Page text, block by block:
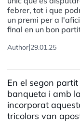
febrer, tot i que
un premi per a
final en un bon
Author|29.01.25
En el segon partit
banqueta i amb
incorporat
tricolors van